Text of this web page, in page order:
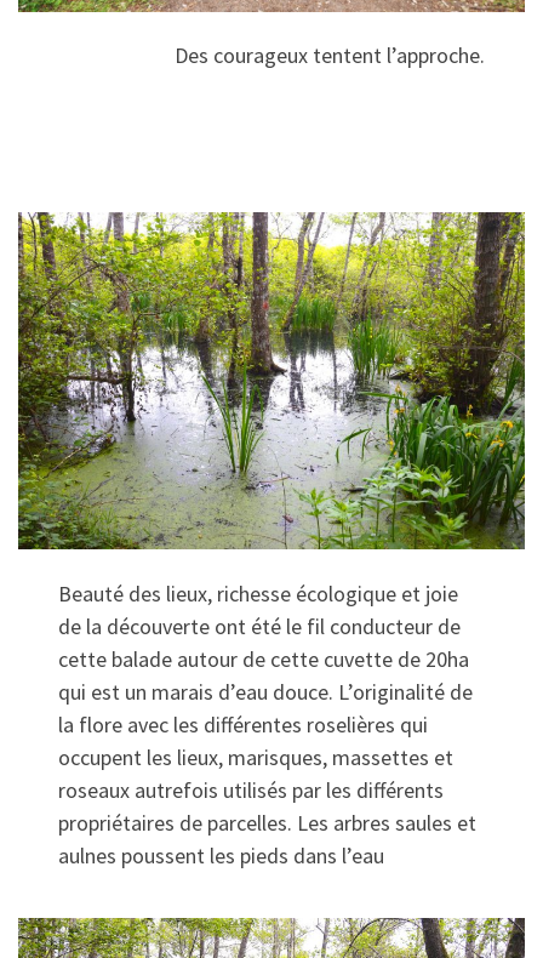
Des courageux tentent l’approche.
Beauté des lieux, richesse écologique et joie
de la découverte ont été le fil conducteur de
cette balade autour de cette cuvette de 20ha
qui est un marais d’eau douce. L’originalité de
la flore avec les différentes roselières qui
occupent les lieux, marisques, massettes et
roseaux autrefois utilisés par les différents
propriétaires de parcelles. Les arbres saules et
aulnes poussent les pieds dans l’eau